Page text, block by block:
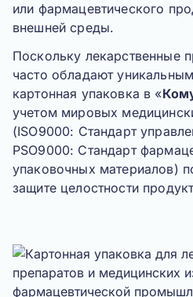
или фармацевтического
внешней среды.
Поскольку лекарственные
часто обладают
картонная упаковка в «
учетом мировых
(ISO9000: Стандарт
PSO9000: Стандарт
упаковочных материалов)
защите целостности